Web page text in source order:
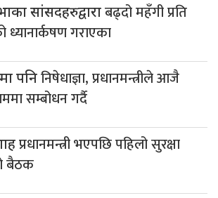
सांसदहरुद्वाराबढ्दो महँगी प्रति
ध्यानार्कषण गराएका
पनिनिषेधाज्ञा, प्रधानमन्त्रीले आजै
सम्बोधन गर्दै
प्रधानमन्त्री भएपछि पहिलो सुरक्षा
बैठक